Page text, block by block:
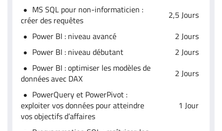
MS SQL pour non-informaticien :
créer des requêtes
2,5 Jours
Power BI : niveau avancé
2 Jours
Power BI : niveau débutant
2 Jours
Power BI : optimiser les modèles de
données avec DAX
2 Jours
PowerQuery et PowerPivot :
exploiter vos données pour atteindre
vos objectifs d’affaires
1 Jour